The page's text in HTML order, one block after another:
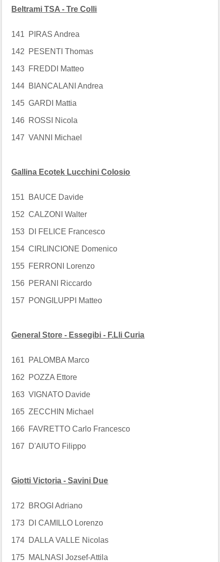
Beltrami TSA - Tre Colli
141 PIRAS Andrea
142 PESENTI Thomas
143 FREDDI Matteo
144 BIANCALANI Andrea
145 GARDI Mattia
146 ROSSI Nicola
147 VANNI Michael
Gallina Ecotek Lucchini Colosio
151 BAUCE Davide
152 CALZONI Walter
153 DI FELICE Francesco
154 CIRLINCIONE Domenico
155 FERRONI Lorenzo
156 PERANI Riccardo
157 PONGILUPPI Matteo
General Store - Essegibi - F.Lli Curia
161 PALOMBA Marco
162 POZZA Ettore
163 VIGNATO Davide
165 ZECCHIN Michael
166 FAVRETTO Carlo Francesco
167 D'AIUTO Filippo
Giotti Victoria - Savini Due
172 BROGI Adriano
173 DI CAMILLO Lorenzo
174 DALLA VALLE Nicolas
175 MALNASI Jozsef-Attila